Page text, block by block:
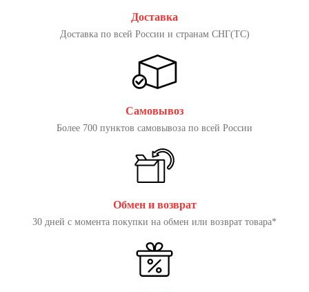
Доставка
Доставка по всей России и странам СНГ(ТС)
Самовывоз
Более 700 пунктов самовывоза по всей России
Обмен и возврат
30 дней с момента покупки на обмен или возврат товара*